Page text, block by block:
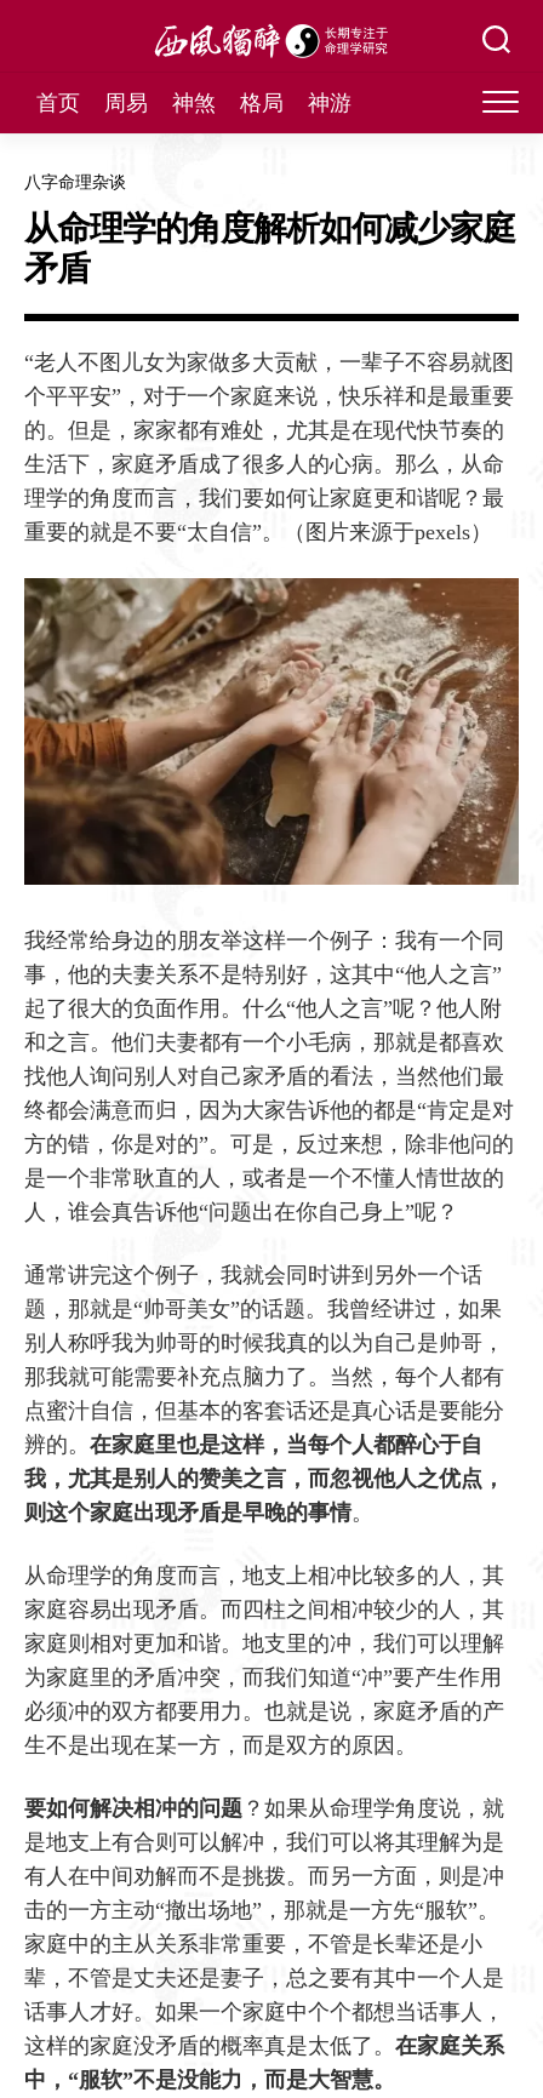
首页 周易 神煞 格局 神游
八字命理杂谈
从命理学的角度解析如何减少家庭
矛盾
“老人不图儿女为家做多大贡献，一辈子不容易就图
个平平安”，对于一个家庭来说，快乐祥和是最重要
的。但是，家家都有难处，尤其是在现代快节奏的
生活下，家庭矛盾成了很多人的心病。那么，从命
理学的角度而言，我们要如何让家庭更和谐呢？最
重要的就是不要“太自信”。（图片来源于pexels）
我经常给身边的朋友举这样一个例子：我有一个同
事，他的夫妻关系不是特别好，这其中“他人之言”
起了很大的负面作用。什么“他人之言”呢？他人附
和之言。他们夫妻都有一个小毛病，那就是都喜欢
找他人询问别人对自己家矛盾的看法，当然他们最
终都会满意而归，因为大家告诉他的都是“肯定是对
方的错，你是对的”。可是，反过来想，除非他问的
是一个非常耿直的人，或者是一个不懂人情世故的
人，谁会真告诉他“问题出在你自己身上”呢？
通常讲完这个例子，我就会同时讲到另外一个话
题，那就是“帅哥美女”的话题。我曾经讲过，如果
别人称呼我为帅哥的时候我真的以为自己是帅哥，
那我就可能需要补充点脑力了。当然，每个人都有
点蜜汁自信，但基本的客套话还是真心话是要能分
辨的。 在家庭里也是这样，当每个人都醉心于自
我，尤其是别人的赞美之言，而忽视他人之优点，
则这个家庭出现矛盾是早晚的事情。
从命理学的角度而言，地支上相冲比较多的人，其
家庭容易出现矛盾。而四柱之间相冲较少的人，其
家庭则相对更加和谐。地支里的冲，我们可以理解
为家庭里的矛盾冲突，而我们知道“冲”要产生作用
必须冲的双方都要用力。也就是说，家庭矛盾的产
生不是出现在某一方，而是双方的原因。
要如何解决相冲的问题 ？如果从命理学角度说，就
是地支上有合则可以解冲，我们可以将其理解为是
有人在中间劝解而不是挑拨。而另一方面，则是冲
击的一方主动“撤出场地”，那就是一方先“服软”。
家庭中的主从关系非常重要，不管是长辈还是小
辈，不管是丈夫还是妻子，总之要有其中一个人是
话事人才好。如果一个家庭中个个都想当话事人，
这样的家庭没矛盾的概率真是太低了。 在家庭关系
中，“服软”不是没能力，而是大智慧。